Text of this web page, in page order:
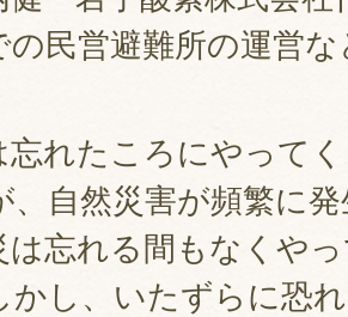
の民営避難所の運営
れたころにやって
、自然災害が頻繁に
は忘れる間もなくや
かし、いたずらに恐